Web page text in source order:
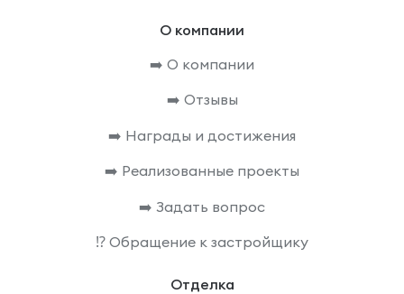
О компании
➡️ О компании
➡️ Отзывы
➡️ Награды и достижения
➡️ Реализованные проекты
➡️ Задать вопрос
⁉️ Обращение к застройщику
Отделка